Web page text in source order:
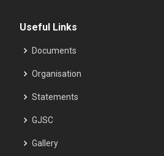
Useful Links
Documents
Organisation
Statements
GJSC
Gallery